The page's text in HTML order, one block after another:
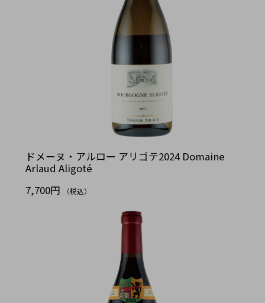
ドメーヌ・アルロー アリゴテ2024 Domaine
Arlaud Aligoté
7,700円
（税込）